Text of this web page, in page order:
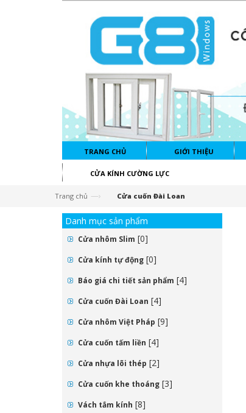
TRANG CHỦ GIỚI THIỆU
CỬA KÍNH CƯỜNG LỰC
Trang chủ —› Cửa cuốn Đài Loan
Danh mục sản phẩm
Cửa nhôm Slim [0]
Cửa kính tự động [0]
Báo giá chi tiết sản phẩm [4]
Cửa cuốn Đài Loan [4]
Cửa nhôm Việt Pháp [9]
Cửa cuốn tấm liền [4]
Cửa nhựa lõi thép [2]
Cửa cuốn khe thoáng [3]
Vách tắm kính [8]